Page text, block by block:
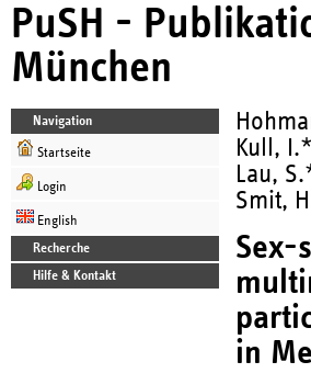
PuSH -
München
Navigation
Startseite
Login
English
Recherche
Hilfe & Kontakt
Kull,
Lau,
Smit,
Sex-
in